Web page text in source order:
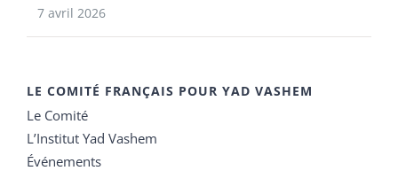
7 avril 2026
LE COMITÉ FRANÇAIS POUR YAD VASHEM
Le Comité
L’Institut Yad Vashem
Événements